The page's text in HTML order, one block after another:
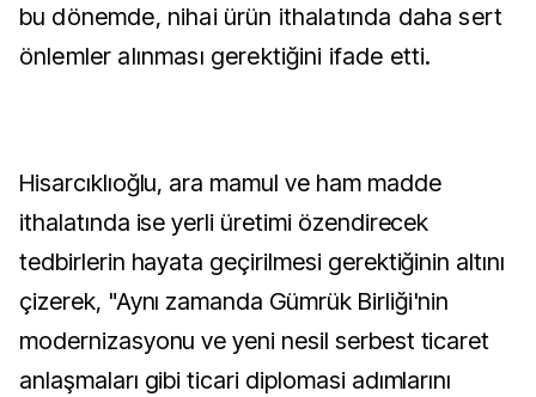
bu dönemde, nihai ürün ithalatında daha sert
önlemler alınması gerektiğini ifade etti.
Hisarcıklıoğlu, ara mamul ve ham madde
ithalatında ise yerli üretimi özendirecek
tedbirlerin hayata geçirilmesi gerektiğinin altını
çizerek, "Aynı zamanda Gümrük Birliği'nin
modernizasyonu ve yeni nesil serbest ticaret
anlaşmaları gibi ticari diplomasi adımlarını